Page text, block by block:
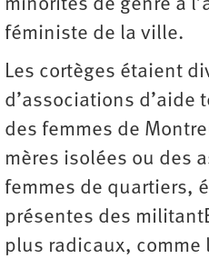
minorités de genre à
féministe de la ville.
Les cortèges étaient
d’associations d’aide
des femmes de
mères isolées ou des
femmes de quartiers,
présentes des
plus radicaux, comme